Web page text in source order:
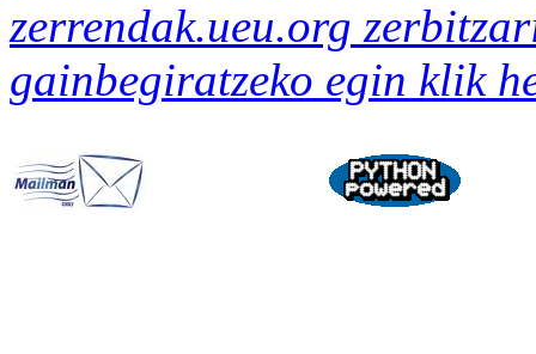
zerrendak.ueu.org
gainbegiratzeko egin klik